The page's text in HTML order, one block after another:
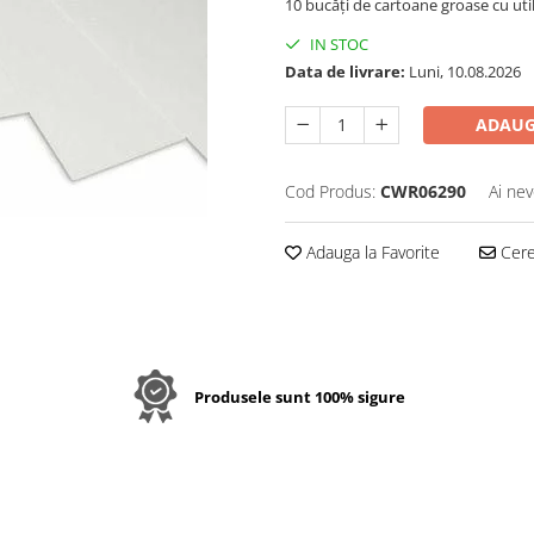
10 bucăți de cartoane groase cu
IN STOC
Data de livrare: Luni, 10.08.2026
Cod Produs: CWR06290 Ai
Adauga la Favorite
Produsele sunt 100% sigure